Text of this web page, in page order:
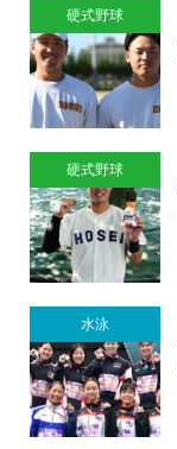
硬式野球
硬式野球
水泳